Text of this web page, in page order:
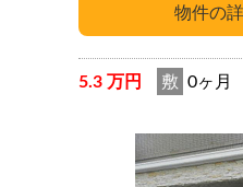
5.3 万円 敷 0ヶ月